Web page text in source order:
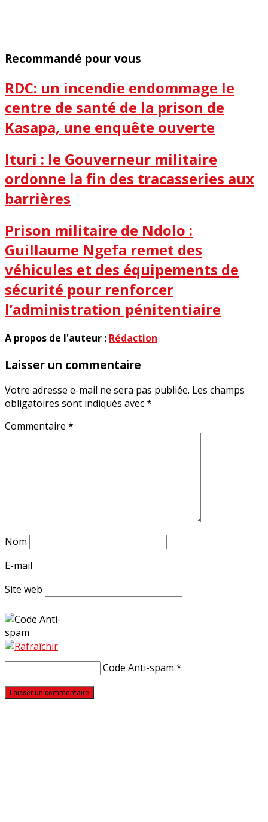
Recommandé pour vous
RDC: un incendie endommage le
centre de santé de la prison de
Kasapa, une enquête ouverte
Ituri : le Gouverneur militaire
ordonne la fin des tracasseries aux
barrières
Prison militaire de Ndolo :
Guillaume Ngefa remet des
véhicules et des équipements de
sécurité pour renforcer
l’administration pénitentiaire
A propos de l'auteur : Rédaction
Laisser un commentaire
Votre adresse e-mail ne sera pas publiée. Les champs
obligatoires sont indiqués avec*
Commentaire *
Nom
E-mail
Site web
Code Anti-spam *